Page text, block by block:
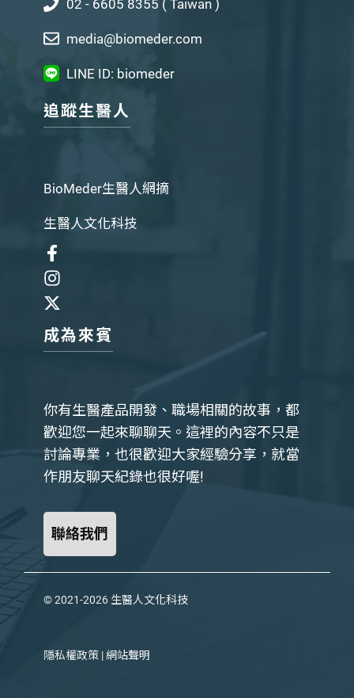
02 - 6605 8355 ( Taiwan )
media@biomeder.com
LINE ID: biomeder
追蹤生醫人
BioMeder生醫人網摘
生醫人文化科技
成為來賓
你有生醫產品開發、職場相關的故事，都
歡迎您一起來聊聊天。這裡的內容不只是
討論專業，也很歡迎大家經驗分享，就當
作朋友聊天紀錄也很好喔!
聯絡我們
© 2021-2026 生醫人文化科技
隱私權政策 |網站聲明